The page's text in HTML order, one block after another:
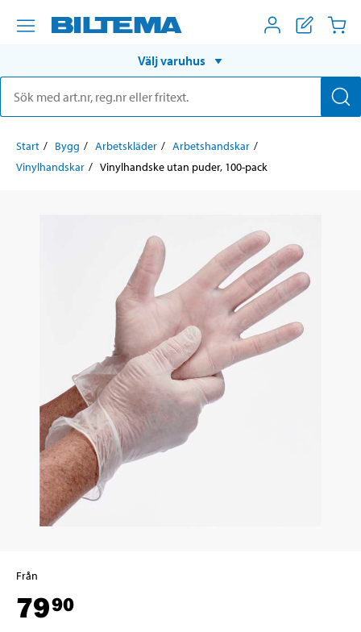
Välj varuhus
Start Bygg Arbetskläder
Arbetshandskar
Vinylhandskar
Vinylhandske utan puder, 100-pack
Från
7990